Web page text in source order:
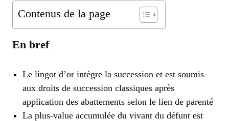
Contenus de la page
En bref
Le lingot d’or intègre la succession et est soumis
aux droits de succession classiques après
application des abattements selon le lien de parenté
La plus-value accumulée du vivant du défunt est